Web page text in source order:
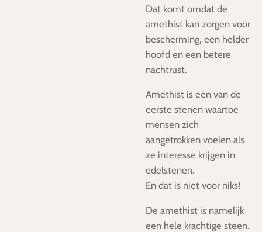
Dat komt omdat de
amethist kan zorgen voor
bescherming, een helder
hoofd en een betere
nachtrust.
Amethist is een van de
eerste stenen waartoe
mensen zich
aangetrokken voelen als
ze interesse krijgen in
edelstenen.
En dat is niet voor niks!
De amethist is namelijk
een hele krachtige steen.